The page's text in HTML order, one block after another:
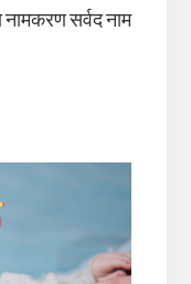
सर्वद नाम